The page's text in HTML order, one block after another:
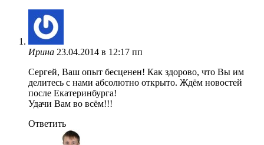
Ирина 23.04.2014 в 12:17 пп
Сергей, Ваш опыт бесценен! Как здорово, что Вы им
делитесь с нами абсолютно открыто. Ждём новостей
после Екатеринбурга!
Удачи Вам во всём!!!
Ответить